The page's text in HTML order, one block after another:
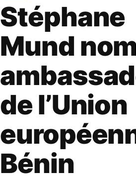
Stéphane
Mund
de l’Union
Bénin